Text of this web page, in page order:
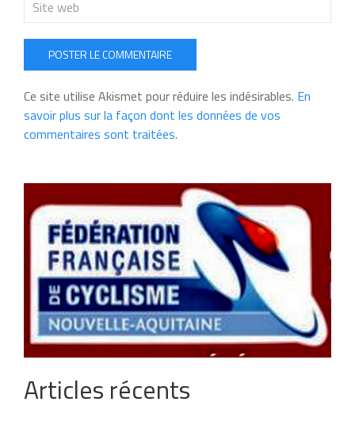
POSTER LE COMMENTAIRE
Ce site utilise Akismet pour réduire les indésirables. En
savoir plus sur la façon dont les données de vos
commentaires sont traitées.
Articles récents